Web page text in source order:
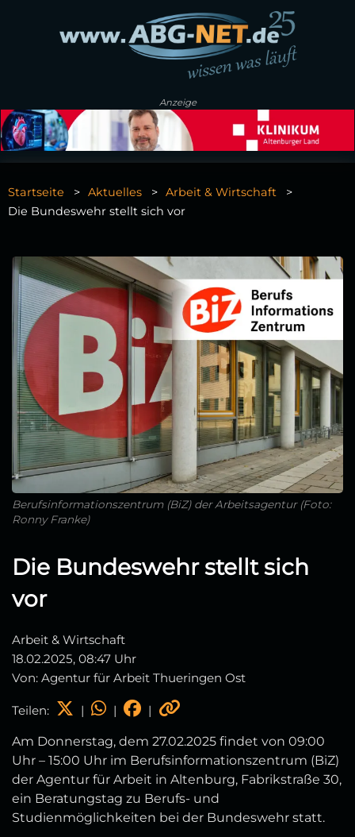
Anzeige
Startseite Aktuelles
Arbeit & Wirtschaft
Die Bundeswehr stellt sich vor
Berufsinformationszentrum (BiZ) der Arbeitsagentur (Foto:
Ronny Franke)
Die Bundeswehr stellt sich
vor
Arbeit & Wirtschaft
18.02.2025, 08:47 Uhr
Von: Agentur für Arbeit Thueringen Ost
Teilen: | | |
Am Donnerstag, dem 27.02.2025 findet von 09:00
Uhr – 15:00 Uhr im Berufsinformationszentrum (BiZ)
der Agentur für Arbeit in Altenburg, Fabrikstraße 30,
ein Beratungstag zu Berufs- und
Studienmöglichkeiten bei der Bundeswehr statt.